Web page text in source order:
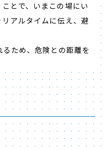
とで、いまこの場にい
アルタイムに伝え、避
ため、危険との距離を